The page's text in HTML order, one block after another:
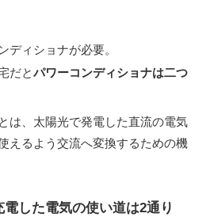
ディショナが必要。
だとパワーコンディショナは二つ
は、太陽光で発電した直流の電気
えるよう交流へ変換するための機
した電気の使い道は2通り